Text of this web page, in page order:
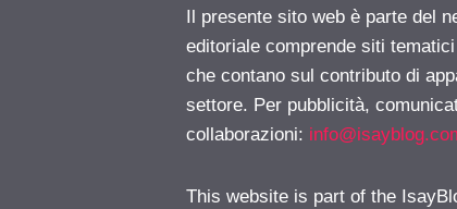
Il presente sito web è parte del
editoriale comprende siti
che contano sul contributo di
settore. Per pubblicità,
collaborazioni:
This website is part of the